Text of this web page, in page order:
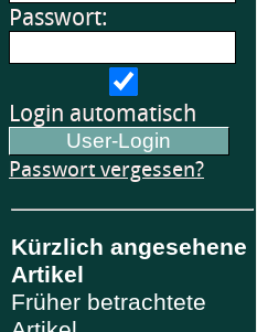
Passwort:
Login automatisch
Passwort vergessen?
Kürzlich angesehene
Artikel
Früher betrachtete